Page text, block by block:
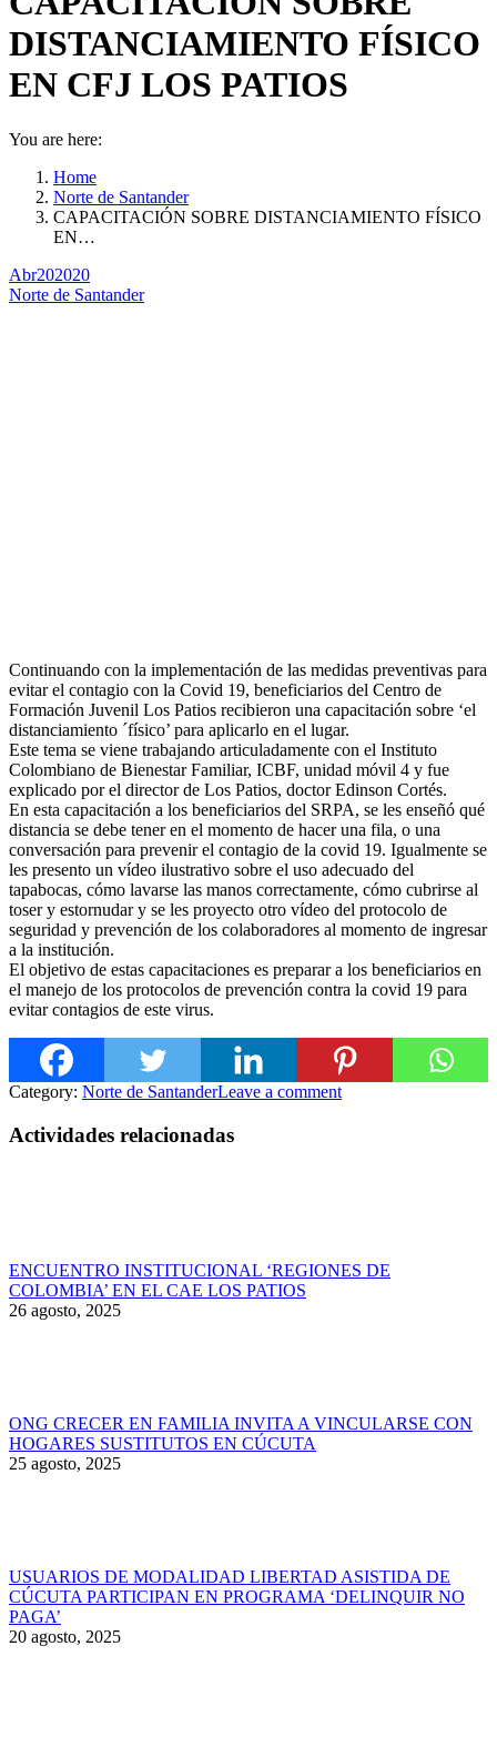
DISTANCIAMIENTO FÍSICO
EN CFJ LOS PATIOS
You are here:
Home
Norte de Santander
CAPACITACIÓN SOBRE DISTANCIAMIENTO FÍSICO
EN…
Abr202020
Norte de Santander
Continuando con la implementación de las medidas preventivas para
evitar el contagio con la Covid 19, beneficiarios del Centro de
Formación Juvenil Los Patios recibieron una capacitación sobre ‘el
distanciamiento ´físico’ para aplicarlo en el lugar.
Este tema se viene trabajando articuladamente con el Instituto
Colombiano de Bienestar Familiar, ICBF, unidad móvil 4 y fue
explicado por el director de Los Patios, doctor Edinson Cortés.
En esta capacitación a los beneficiarios del SRPA, se les enseñó qué
distancia se debe tener en el momento de hacer una fila, o una
conversación para prevenir el contagio de la covid 19. Igualmente se
les presento un vídeo ilustrativo sobre el uso adecuado del
tapabocas, cómo lavarse las manos correctamente, cómo cubrirse al
toser y estornudar y se les proyecto otro vídeo del protocolo de
seguridad y prevención de los colaboradores al momento de ingresar
a la institución.
El objetivo de estas capacitaciones es preparar a los beneficiarios en
el manejo de los protocolos de prevención contra la covid 19 para
evitar contagios de este virus.
Category: Norte de SantanderLeave a comment
Actividades relacionadas
ENCUENTRO INSTITUCIONAL ‘REGIONES DE
COLOMBIA’ EN EL CAE LOS PATIOS
26 agosto, 2025
ONG CRECER EN FAMILIA INVITA A VINCULARSE CON
HOGARES SUSTITUTOS EN CÚCUTA
25 agosto, 2025
USUARIOS DE MODALIDAD LIBERTAD ASISTIDA DE
CÚCUTA PARTICIPAN EN PROGRAMA ‘DELINQUIR NO
PAGA’
20 agosto, 2025